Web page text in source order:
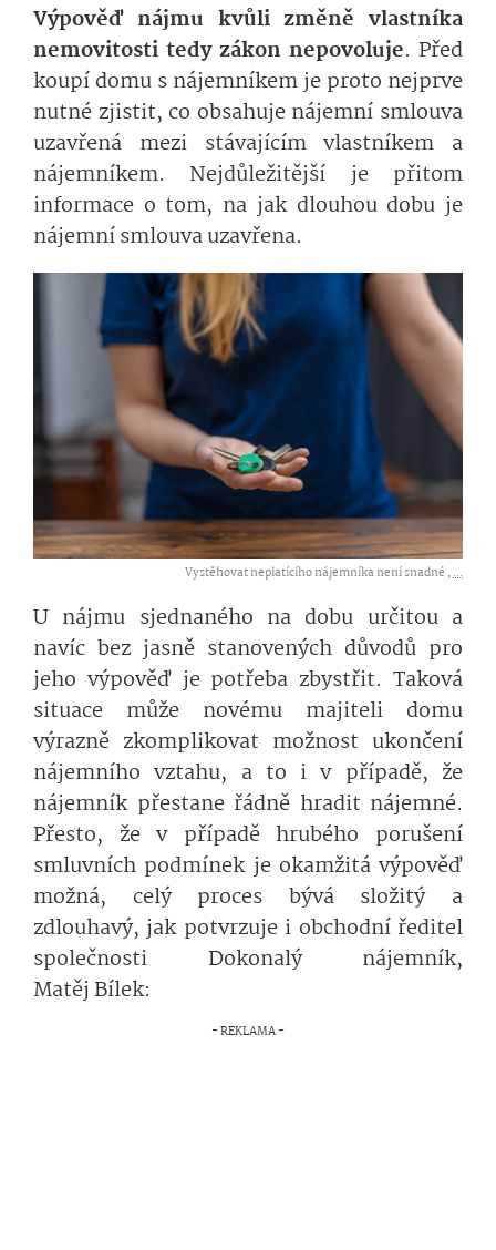
Výpověď nájmu kvůli změně vlastníka
nemovitosti tedy zákon nepovoluje. Před
koupí domu s nájemníkem je proto nejprve
nutné zjistit, co obsahuje nájemní smlouva
uzavřená mezi stávajícím vlastníkem a
nájemníkem. Nejdůležitější je přitom
informace o tom, na jak dlouhou dobu je
nájemní smlouva uzavřena.
Vystěhovat neplatícího nájemníka není snadné ,...
U nájmu sjednaného na dobu určitou a
navíc bez jasně stanovených důvodů pro
jeho výpověď je potřeba zbystřit. Taková
situace může novému majiteli domu
výrazně zkomplikovat možnost ukončení
nájemního vztahu, a to i v případě, že
nájemník přestane řádně hradit nájemné.
Přesto, že v případě hrubého porušení
smluvních podmínek je okamžitá výpověď
možná, celý proces bývá složitý a
zdlouhavý, jak potvrzuje i obchodní ředitel
společnosti Dokonalý nájemník,
Matěj Bílek: